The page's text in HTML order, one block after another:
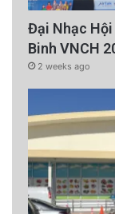
Đại Nhạc Hội
Binh VNCH
2 weeks ago